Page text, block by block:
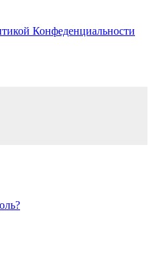
Конфеденциальности